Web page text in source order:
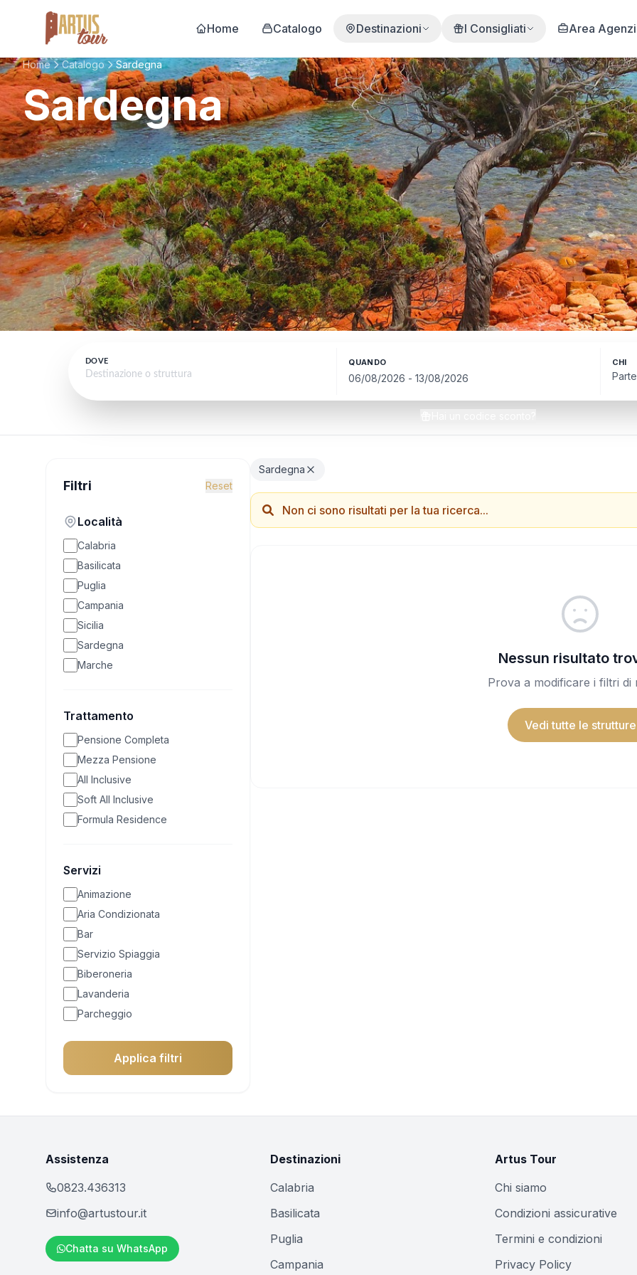
Home Catalogo Destinazioni I Consigliati Area
Home Catalogo Sardegna
Sardegna
DOVE QUANDO CHI
Filtri Reset
Località
Calabria
Basilicata
Puglia
Campania
Sicilia
Sardegna
Marche
Trattamento
Pensione Completa
Mezza Pensione
All Inclusive
Soft All Inclusive
Formula Residence
Servizi
Animazione
Aria Condizionata
Bar
Servizio Spiaggia
Biberoneria
Lavanderia
Parcheggio
Animali Ammessi
Piscina
Centro Wellness
Applica filtri
Sardegna
Non ci sono risultati per la tua ricerca...
Nessun risultato
Prova a modificare i filtri di
Vedi tutte le strutture
Assistenza
0823.436313
info@artustour.it
Chatta su WhatsApp
Destinazioni
Calabria
Basilicata
Puglia
Campania
Artus Tour
Chi siamo
Condizioni assicurative
Termini e condizioni
Privacy Policy